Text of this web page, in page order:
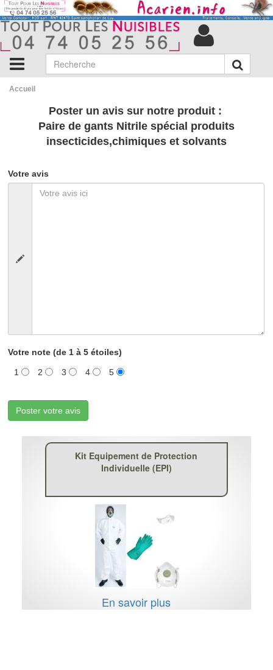
Accueil
Poster un avis sur notre produit :
Paire de gants Nitrile spécial produits
insecticides,chimiques et solvants
Votre avis
Votre note (de 1 à 5 étoiles)
1 2 3 4 5
Poster votre avis
Kit Equipement de Protection
Individuelle (EPI)
En savoir plus